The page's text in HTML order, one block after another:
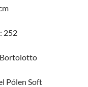
: 252
Pólen Soft